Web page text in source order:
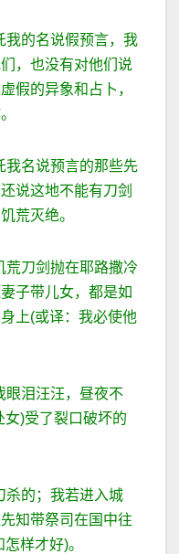
我的名说假预言，我
，也没有对他们说
假的异象和占卜，
我名说预言的那些先
说这地不能有刀剑
荒灭绝。
荒刀剑抛在耶路撒冷
子带儿女，都是如
上(或译：我必使他
眼泪汪汪，昼夜不
)受了裂口破坏的
杀的；我若进入城
知带祭司在国中往
样才好)。